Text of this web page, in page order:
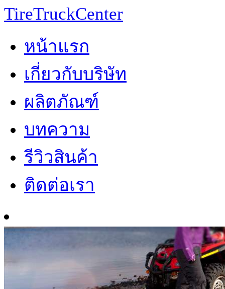
TireTruckCenter
หน้าแรก
เกี่ยวกับบริษัท
ผลิตภัณฑ์
บทความ
รีวิวสินค้า
ติดต่อเรา